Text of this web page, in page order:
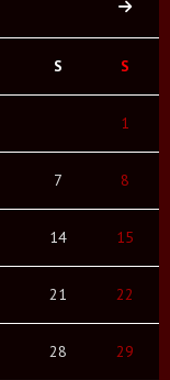
S S
1
7 8
14 15
21 22
28 29